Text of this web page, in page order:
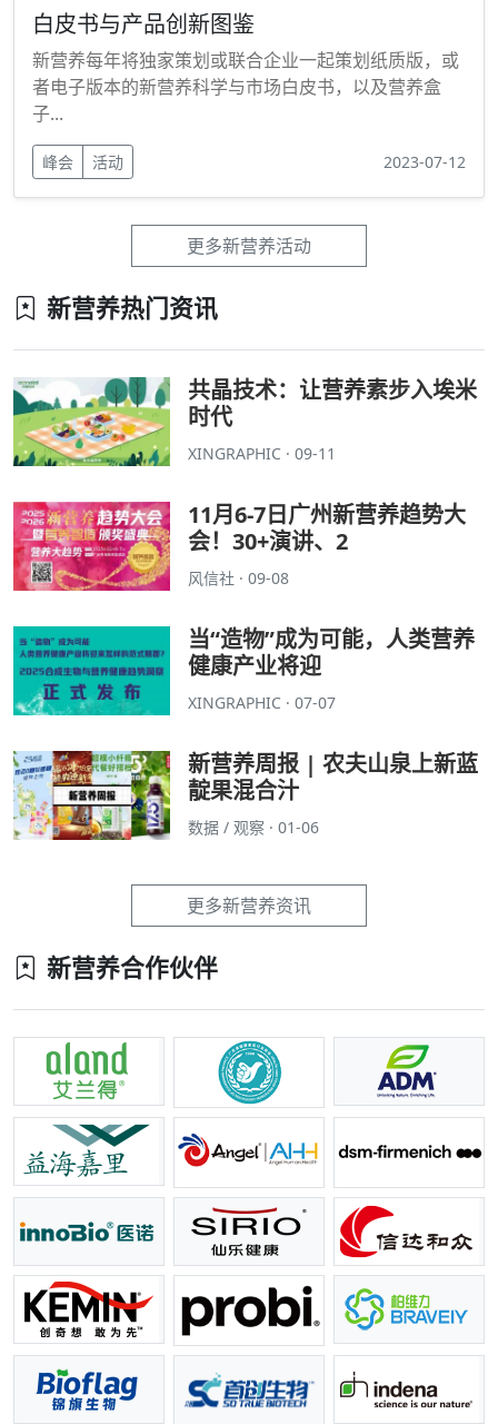
白皮书与产品创新图鉴
新营养每年将独家策划或联合企业一起策划纸质版，或
者电子版本的新营养科学与市场白皮书，以及营养盒
子...
峰会 活动 2023-07-12
更多新营养活动
新营养热门资讯
共晶技术：让营养素步入埃米
时代
XINGRAPHIC · 09-11
11月6-7日广州新营养趋势大
会！30+演讲、2
风信社 · 09-08
当“造物”成为可能，人类营养
健康产业将迎
XINGRAPHIC · 07-07
新营养周报 | 农夫山泉上新蓝
靛果混合汁
数据 / 观察 · 01-06
更多新营养资讯
新营养合作伙伴